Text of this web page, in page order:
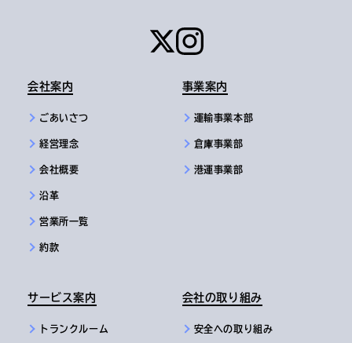
会社案内
ごあいさつ
経営理念
会社概要
沿革
営業所一覧
約款
事業案内
運輸事業本部
倉庫事業部
港運事業部
サービス案内
トランクルーム
会社の取り組み
安全への取り組み